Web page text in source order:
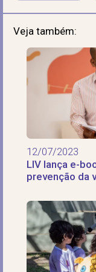
Veja também:
12/07/2023
LIV lança e-
prevenção da